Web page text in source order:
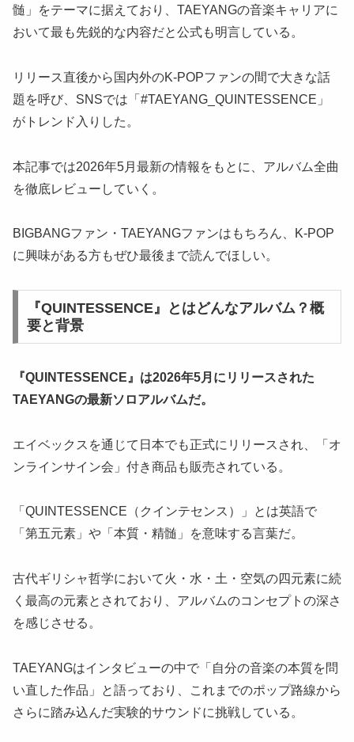
髄」をテーマに据えており、TAEYANGの音楽キャリアに
おいて最も先鋭的な内容だと公式も明言している。
リリース直後から国内外のK-POPファンの間で大きな話
題を呼び、SNSでは「#TAEYANG_QUINTESSENCE」
がトレンド入りした。
本記事では2026年5月最新の情報をもとに、アルバム全曲
を徹底レビューしていく。
BIGBANGファン・TAEYANGファンはもちろん、K-POP
に興味がある方もぜひ最後まで読んでほしい。
『QUINTESSENCE』とはどんなアルバム？概
要と背景
『QUINTESSENCE』は2026年5月にリリースされた
TAEYANGの最新ソロアルバムだ。
エイベックスを通じて日本でも正式にリリースされ、「オ
ンラインサイン会」付き商品も販売されている。
「QUINTESSENCE（クインテセンス）」とは英語で
「第五元素」や「本質・精髄」を意味する言葉だ。
古代ギリシャ哲学において火・水・土・空気の四元素に続
く最高の元素とされており、アルバムのコンセプトの深さ
を感じさせる。
TAEYANGはインタビューの中で「自分の音楽の本質を問
い直した作品」と語っており、これまでのポップ路線から
さらに踏み込んだ実験的サウンドに挑戦している。